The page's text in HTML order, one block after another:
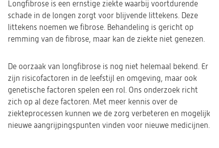
Longfibrose is een ernstige ziekte waarbij voortdurende
schade in de longen zorgt voor blijvende littekens. Deze
littekens noemen we fibrose. Behandeling is gericht op
remming van de fibrose, maar kan de ziekte niet genezen.
De oorzaak van longfibrose is nog niet helemaal bekend. Er
zijn risicofactoren in de leefstijl en omgeving, maar ook
genetische factoren spelen een rol. Ons onderzoek richt
zich op al deze factoren. Met meer kennis over de
ziekteprocessen kunnen we de zorg verbeteren en mogelijk
nieuwe aangrijpingspunten vinden voor nieuwe medicijnen.